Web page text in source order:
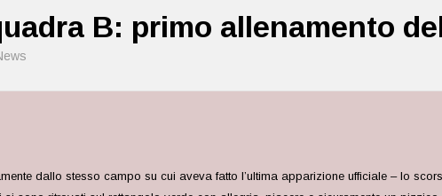
B: primo allenamento
dallo stesso campo su cui aveva fatto l’ultima apparizione ufficiale – lo